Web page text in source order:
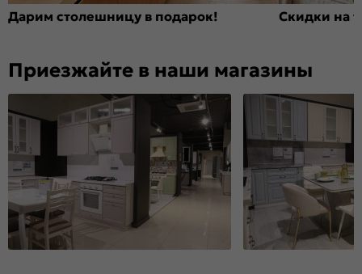
Дарим столешницу в подарок! Скидки на
Приезжайте в наши магазины